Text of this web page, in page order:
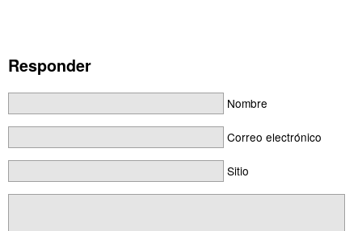
Responder
Nombre
Correo electrónico
Sitio